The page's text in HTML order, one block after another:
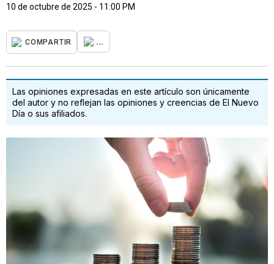
10 de octubre de 2025 - 11:00 PM
COMPARTIR ...
Las opiniones expresadas en este artículo son únicamente
del autor y no reflejan las opiniones y creencias de El Nuevo
Día o sus afiliados.